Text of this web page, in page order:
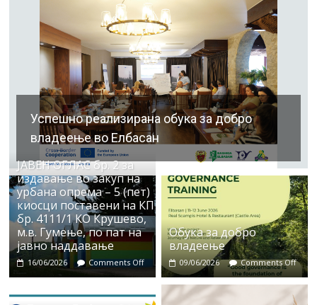
Успешно реализирана обука за добро
владеење во Елбасан
ЈАВЕН ОГЛАС бр. 2 за
издавање во закуп на
урбана опрема – 5 (пет)
киосци поставени на КП
бр. 4111/1 КО Крушево,
м.в. Гумење, по пат на
јавно наддавање
16/06/2026 Comments Off
Обука за добро
владеење
09/06/2026 Comments Off